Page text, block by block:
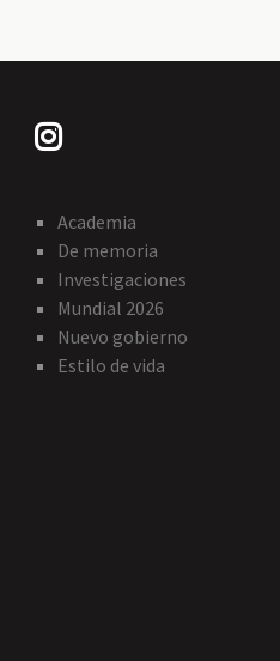
Academia
De memoria
Investigaciones
Mundial 2026
Nuevo gobierno
Estilo de vida